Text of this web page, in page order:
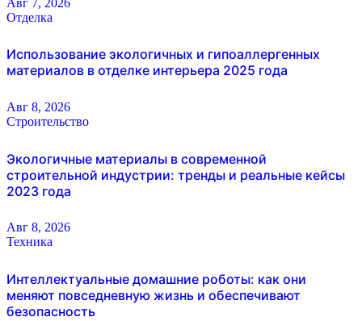
Отделка
Использование экологичных и гипоаллергенных
материалов в отделке интерьера 2025 года
Авг 8, 2026
Строительство
Экологичные материалы в современной
строительной индустрии: тренды и реальные кейсы
2023 года
Авг 8, 2026
Техника
Интеллектуальные домашние роботы: как они
меняют повседневную жизнь и обеспечивают
безопасность